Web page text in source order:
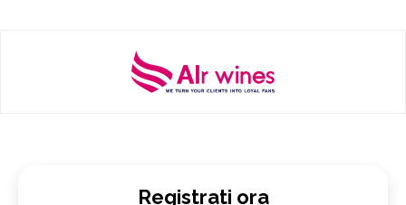
Registrati ora